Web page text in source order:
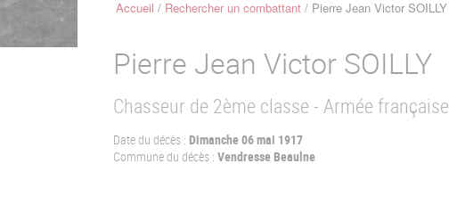
FilAccueil Rechercher un combattant Pierre Jean Victor SOILLY
Pierre Jean Victor SOILLY
Chasseur de 2ème classe - Armée française
Date du décès : Dimanche 06 mai 1917
Commune du décès : Vendresse Beaulne